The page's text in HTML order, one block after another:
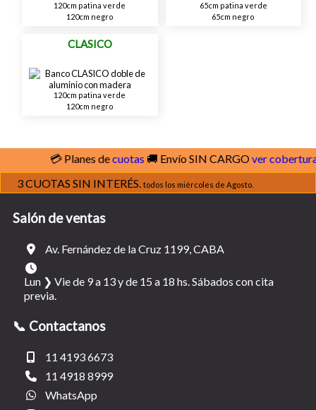
120cm patina verde
120cm negro
65cm patina verde
65cm negro
CLASICO
120cm patina verde
120cm negro
💳 Planes decuotas🚚 Envío SIN CARGOver cobertura
3 CUOTAS SIN INTERÉS. todos los miércoles de Agosto.
Salón de ventas
Av. Fernández de la Cruz 1199, CABA
Lun ❯ Vie de 9 a 13 y de 15 a 18 hs. Sábados con cita
previa.
📞 Contactanos
11 4193 6673
11 4918 8999
WhatsApp